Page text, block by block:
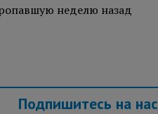
неделю назад
Подпишитесь на нас